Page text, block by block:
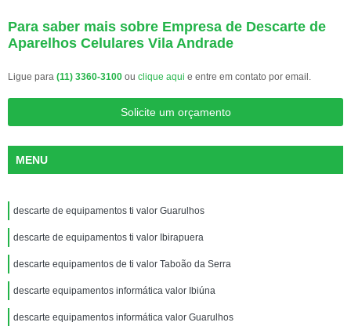
Para saber mais sobre Empresa de Descarte de
Aparelhos Celulares Vila Andrade
Ligue para (11) 3360-3100 ou clique aqui e entre em contato por email.
Solicite um orçamento
MENU
descarte de equipamentos ti valor Guarulhos
descarte de equipamentos ti valor Ibirapuera
descarte equipamentos de ti valor Taboão da Serra
descarte equipamentos informática valor Ibiúna
descarte equipamentos informática valor Guarulhos